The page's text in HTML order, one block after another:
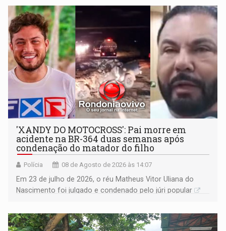
'XANDY DO MOTOCROSS': Pai morre em
acidente na BR-364 duas semanas após
condenação do matador do filho
Polícia 08 de Agosto de 2026 às 14:07
Em 23 de julho de 2026, o réu Matheus Vitor Uliana do
Nascimento foi julgado e condenado pelo júri popular